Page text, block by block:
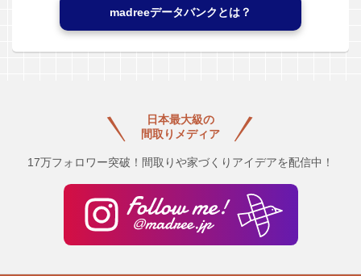
madreeデータバンクとは？
日本最大級の
間取りメディア
17万フォロワー突破！間取りや家づくりアイデアを配信中！